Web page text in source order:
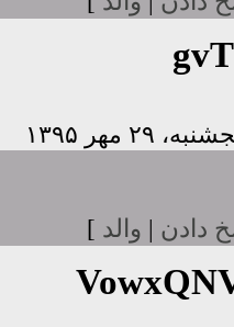
دادن | والد ]